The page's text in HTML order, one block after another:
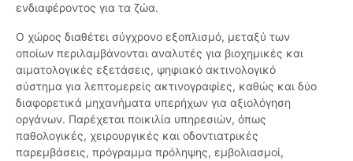
ενδιαφέροντος για τα ζώα.
Ο χώρος διαθέτει σύγχρονο εξοπλισμό, μεταξύ των
οποίων περιλαμβάνονται αναλυτές για βιοχημικές και
αιματολογικές εξετάσεις, ψηφιακό ακτινολογικό
σύστημα για λεπτομερείς ακτινογραφίες, καθώς και δύο
διαφορετικά μηχανήματα υπερήχων για αξιολόγηση
οργάνων. Παρέχεται ποικιλία υπηρεσιών, όπως
παθολογικές, χειρουργικές και οδοντιατρικές
παρεμβάσεις, πρόγραμμα πρόληψης, εμβολιασμοί,